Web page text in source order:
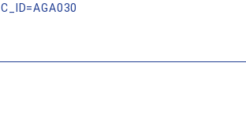
C_ID=AGA030